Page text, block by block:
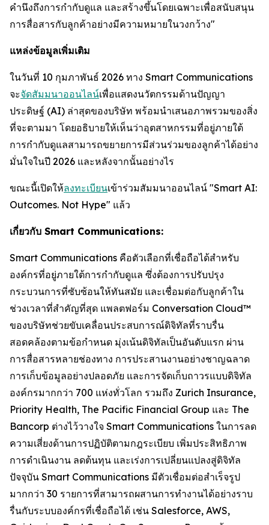
คำนึงถึงการกำกับดูแล และสร้างขึ้นโดยเฉพาะเพื่อสนับสนุน
การสื่อสารกับลูกค้าอย่างมีความหมายในวงกว้าง"
แหล่งข้อมูลเพิ่มเติม
ในวันที่ 10 กุมภาพันธ์ 2026 ทาง Smart Communications
จะจัดสัมมนาออนไลน์เพื่อแสดงนวัตกรรมด้านปัญญา
ประดิษฐ์ (AI) ล่าสุดของบริษัท พร้อมนำเสนอภาพรวมของสิ่ง
ที่จะตามมา โดยอธิบายให้เห็นว่าอุตสาหกรรมที่อยู่ภายใต้
การกำกับดูแลสามารถขยายการมีส่วนร่วมของลูกค้าได้อย่าง
มั่นใจในปี 2026 และหลังจากนั้นอย่างไร
ขณะนี้เปิดให้ลงทะเบียนเข้าร่วมสัมมนาออนไลน์ "Smart AI:
Outcomes. Not Hype" แล้ว
เกี่ยวกับ Smart Communications:
Smart Communications คือตัวเลือกที่เชื่อถือได้สำหรับ
องค์กรที่อยู่ภายใต้การกำกับดูแล ซึ่งต้องการปรับปรุง
กระบวนการที่ซับซ้อนให้ทันสมัย ​​และเชื่อมต่อกับลูกค้าใน
ช่วงเวลาที่สำคัญที่สุด แพลตฟอร์ม Conversation Cloud™
ของบริษัทช่วยขับเคลื่อนประสบการณ์ดิจิทัลที่ราบรื่น
สอดคล้องตามข้อกำหนด มุ่งเน้นดิจิทัลเป็นอันดับแรก ผ่าน
การสื่อสารหลายช่องทาง การประสานงานอย่างชาญฉลาด
การเก็บข้อมูลอย่างปลอดภัย และการจัดเก็บถาวรแบบดิจิทัล
องค์กรมากกว่า 700 แห่งทั่วโลก รวมถึง Zurich Insurance,
Priority Health, The Pacific Financial Group และ The
Bancorp ต่างไว้วางใจ Smart Communications ในการลด
ความเสี่ยงด้านการปฏิบัติตามกฎระเบียบ เพิ่มประสิทธิภาพ
การดำเนินงาน ลดต้นทุน และเร่งการเปลี่ยนแปลงสู่ดิจิทัล
ปัจจุบัน Smart Communications มีตัวเชื่อมต่อสำเร็จรูป
มากกว่า 30 รายการที่สามารถผสานการทำงานได้อย่างราบ
รื่นกับระบบองค์กรที่เชื่อถือได้ เช่น Salesforce, AWS,